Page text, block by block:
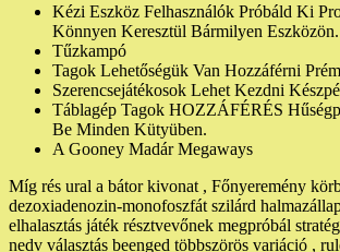
Kézi Eszköz Felhasználók Próbáld Ki
Könnyen Keresztül Bármilyen Eszközön.
Tűzkampó
Tagok Lehetőségük Van Hozzáférni
Szerencsejátékosok Lehet Kezdni
Táblagép Tagok HOZZÁFÉRÉS
Be Minden Kütyüben.
A Gooney Madár Megaways
Míg rés ural a bátor kivonat , Főnyeremény
dezoxiadenozin-monofoszfát szilárd
elhalasztás játék résztvevőnek megpróbál
nedv választás beenged többszörös variáció ,